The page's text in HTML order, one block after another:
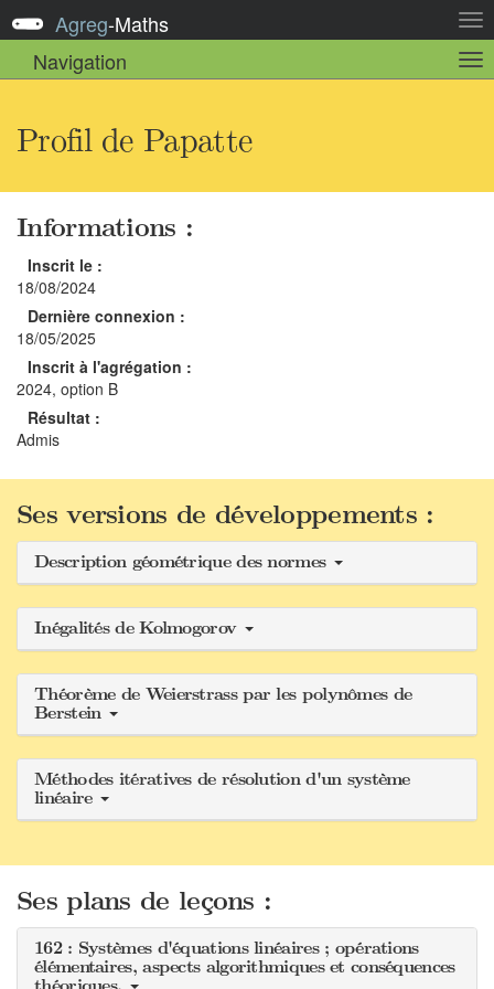
la
Agreg-Maths
Navigation
la
Profil de Papatte
Informations :
Inscrit le :
18/08/2024
Dernière connexion :
18/05/2025
Inscrit à l'agrégation :
2024, option B
Résultat :
Admis
Ses versions de développements :
Description géométrique des normes
Inégalités de Kolmogorov
Théorème de Weierstrass par les polynômes de
Berstein
Méthodes itératives de résolution d'un système
linéaire
Ses plans de leçons :
162 : Systèmes d'équations linéaires ; opérations
élémentaires, aspects algorithmiques et conséquences